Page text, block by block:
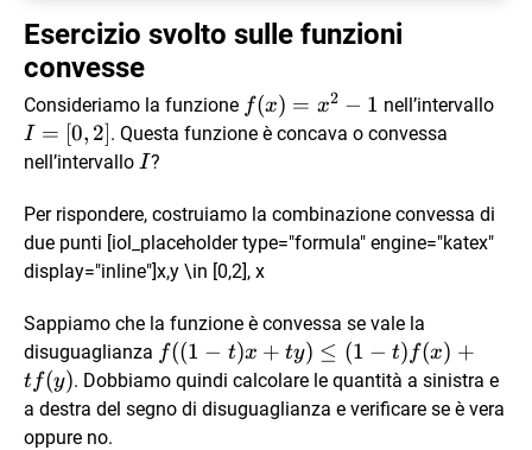
Esercizio svolto sulle funzioni
convesse
Consideriamo la funzione f(x)=x^2-
1
f(x) = x2 − 1 nell’intervallo
I = [0, 2]. Questa funzione è concava o convessa
nell’intervallo I
I?
Per rispondere, costruiamo la combinazione convessa di
due punti [iol_placeholder type="formula" engine="katex"
display="inline"]x,y \in [0,2], x
Sappiamo che la funzione è convessa se vale la
disuguaglianza f((1-
t)x+ty)\le
(1-
f((1 − t)x + ty) ≤ (1 − t) f(x) +
tf(y). Dobbiamo quindi calcolare le quantità a sinistra e
a destra del segno di disuguaglianza e verificare se è vera
oppure no.